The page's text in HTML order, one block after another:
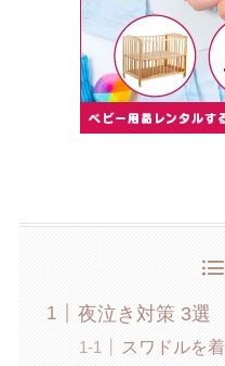
夜泣き対策 3選
スワドルを